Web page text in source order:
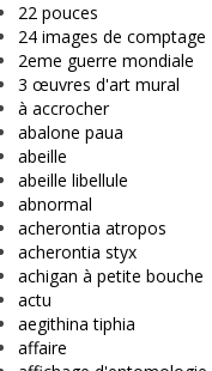
22 pouces
24 images de comptage
2eme guerre mondiale
3 œuvres d'art mural
à accrocher
abalone paua
abeille
abeille libellule
abnormal
acherontia atropos
acherontia styx
achigan à petite bouche
actu
aegithina tiphia
affaire